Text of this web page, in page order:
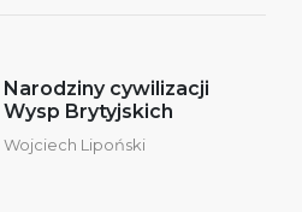
Narodziny cywilizacji
Wysp Brytyjskich
Wojciech Lipoński